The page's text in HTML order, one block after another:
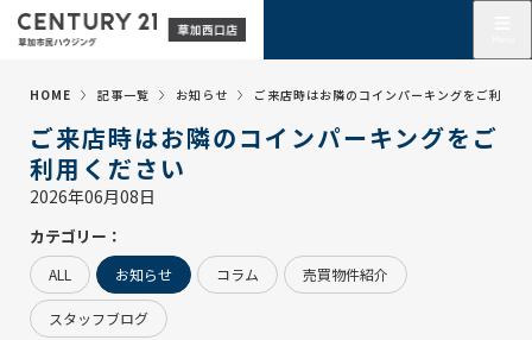
HOME 記事一覧 お知らせ ご来店時はお隣のコインパーキングをご利用く
ご来店時はお隣のコインパーキングをご
利用ください
2026年06月08日
カテゴリー：
ALL お知らせ コラム 売買物件紹介
スタッフブログ